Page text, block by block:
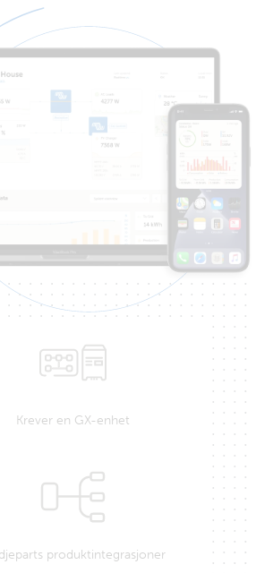
Krever en GX-enhet
produktintegrasjoner